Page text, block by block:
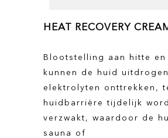
HEAT RECOVERY
Blootstelling aan hitte en
kunnen de huid
elektrolyten onttrekken,
huidbarrière tijdelijk
verzwakt, waardoor de
sauna of